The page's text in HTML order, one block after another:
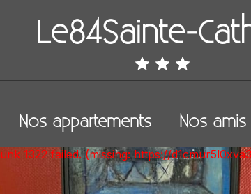
Le84Sainte-
Nos appartements Nos amis
1322 failed. (missing: https://